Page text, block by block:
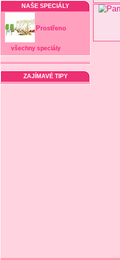
NAŠE SPECIÁLY
Prostřeno
všechny speciály
ZAJÍMAVÉ TIPY